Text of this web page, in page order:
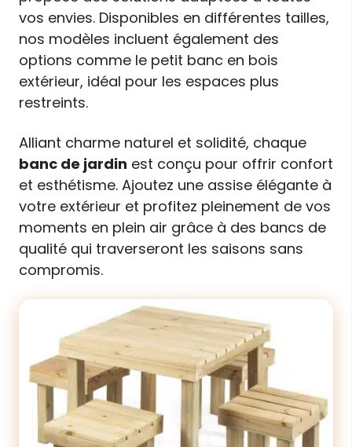
vos envies. Disponibles en différentes tailles,
nos modèles incluent également des
options comme le petit banc en bois
extérieur, idéal pour les espaces plus
restreints.
Alliant charme naturel et solidité, chaque
banc de jardin est conçu pour offrir confort
et esthétisme. Ajoutez une assise élégante à
votre extérieur et profitez pleinement de vos
moments en plein air grâce à des bancs de
qualité qui traverseront les saisons sans
compromis.